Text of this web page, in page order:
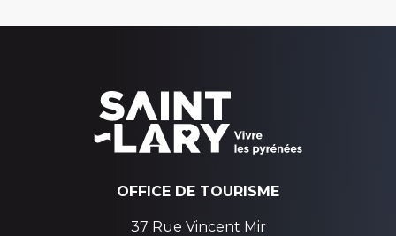
OFFICE DE TOURISME
37 Rue Vincent Mir